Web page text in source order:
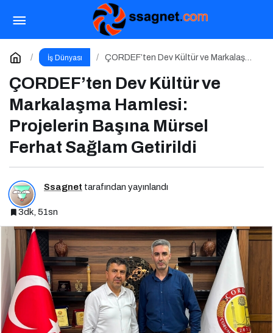
İş Dünyası
ÇORDEF’ten Dev Kültür ve Markalaşma
Ferhat Sağlam Getirildi
ÇORDEF’ten Dev Kültür ve
Markalaşma Hamlesi:
Projelerin Başına Mürsel
Ferhat Sağlam Getirildi
Ssagnet tarafından yayınlandı
3dk, 51sn
Kamu Bilgi ve İletişim Teknolojileri Konferansı
2026 İçin Geri Sayım!
Yorum Yap